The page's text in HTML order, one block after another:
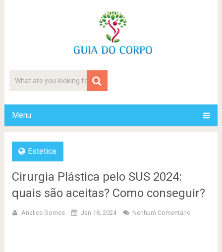
Menu
Estetica
Cirurgia Plástica pelo SUS 2024:
quais são aceitas? Como conseguir?
Analice Gomes Jan 18, 2024 Nenhum Comentário